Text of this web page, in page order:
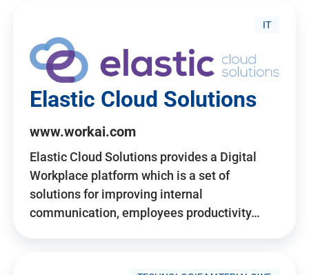
IT
Elastic Cloud Solutions
www.workai.com
Elastic Cloud Solutions provides a Digital
Workplace platform which is a set of
solutions for improving internal
communication, employees productivity…